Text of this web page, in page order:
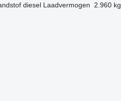
diesel Laadvermogen 2.960 kg